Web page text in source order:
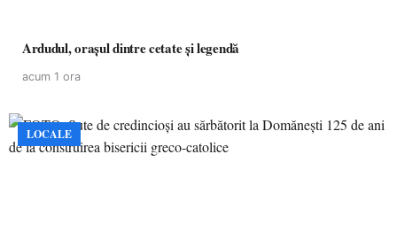
Ardudul, orașul dintre cetate și legendă
acum 1 ora
LOCALE